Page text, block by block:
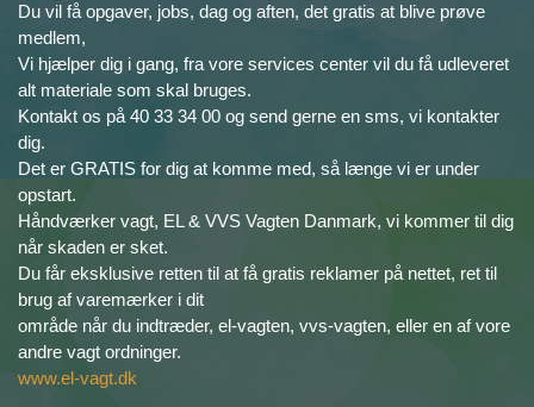
Du vil få opgaver, jobs, dag og aften, det gratis at blive prøve
medlem,
Vi hjælper dig i gang, fra vore services center vil du få udleveret
alt materiale som skal bruges.
Kontakt os på 40 33 34 00 og send gerne en sms, vi kontakter
dig.
Det er GRATIS for dig at komme med, så længe vi er under
opstart.
Håndværker vagt, EL & VVS Vagten Danmark, vi kommer til dig
når skaden er sket.
Du får eksklusive retten til at få gratis reklamer på nettet, ret til
brug af varemærker i dit
område når du indtræder, el-vagten, vvs-vagten, eller en af vore
andre vagt ordninger.
www.el-vagt.dk